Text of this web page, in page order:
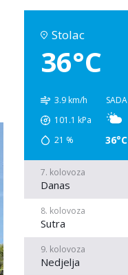
Stolac
36°C
3.9 km/h
101.1 kPa
21 %
SADA
36°C
7. kolovoza
Danas
8. kolovoza
Sutra
9. kolovoza
Nedjelja